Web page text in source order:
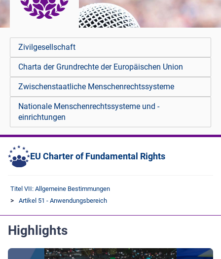
Zivilgesellschaft
Charta der Grundrechte der Europäischen Union
Zwischenstaatliche Menschenrechtssysteme
Nationale Menschenrechtssysteme und -
einrichtungen
EU Charter of Fundamental Rights
Titel VII: Allgemeine Bestimmungen
Artikel 51 - Anwendungsbereich
Highlights